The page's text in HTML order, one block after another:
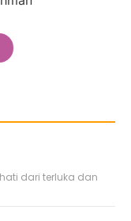
dari terluka dan